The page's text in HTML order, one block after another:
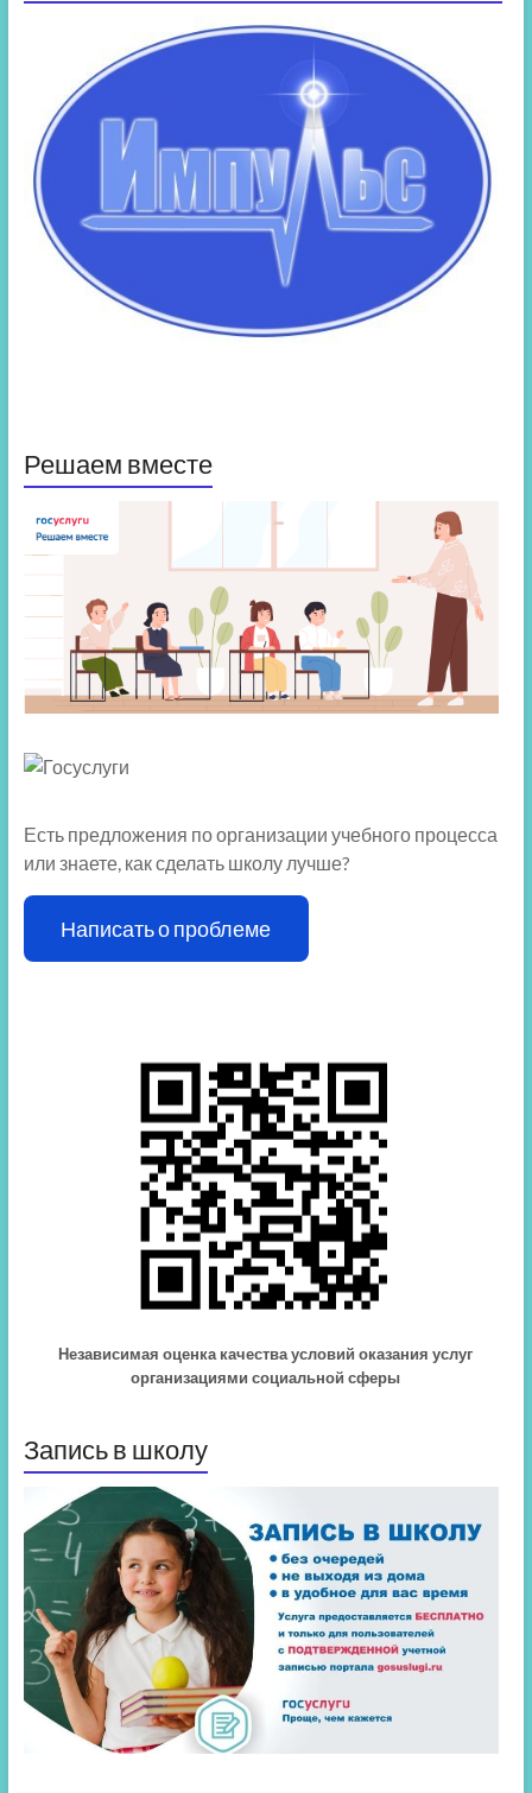
Решаем вместе
Есть предложения по организации учебного процесса
или знаете, как сделать школу лучше?
Написать о проблеме
Независимая оценка качества условий оказания услуг
организациями социальной сферы
Запись в школу